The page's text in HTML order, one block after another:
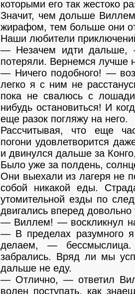
которыми его так жестоко
Значит, чем дольше
жирафом, тем больше они от
Наши любители
— Незачем идти
потеряли. Вернемся лучше
— Ничего подобного! —
легко я с ним не
пока не свалюсь с
нибудь остановиться! И
еще разок погляжу на него.
Рассчитывая, что еще
погони удовлетворится
и двинулся дальше за
Было уже за полдень,
Они выехали из лагеря не
собой никакой еды.
утомительной езды по
двигались вперед
— Виллем! — воскликнул
— В пределах разумного
делаем, —
забрались. Вряд ли мы
дальше не еду.
— Отлично, — ответил
волен поступать, как